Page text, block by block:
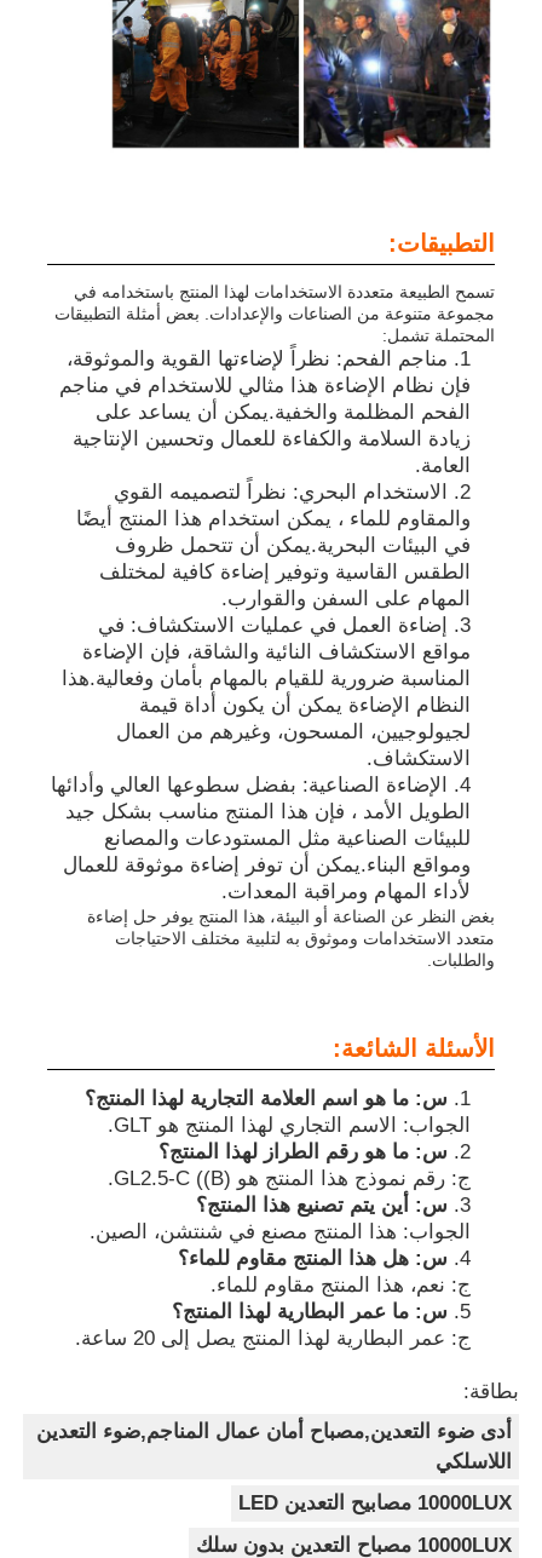
التطبيقات:
تسمح الطبيعة متعددة الاستخدامات لهذا المنتج باستخدامه في
مجموعة متنوعة من الصناعات والإعدادات. بعض أمثلة التطبيقات
المحتملة تشمل:
مناجم الفحم: نظراً لإضاءتها القوية والموثوقة،
فإن نظام الإضاءة هذا مثالي للاستخدام في مناجم
الفحم المظلمة والخفية.يمكن أن يساعد على
زيادة السلامة والكفاءة للعمال وتحسين الإنتاجية
العامة.
الاستخدام البحري: نظراً لتصميمه القوي
والمقاوم للماء ، يمكن استخدام هذا المنتج أيضًا
في البيئات البحرية.يمكن أن تتحمل ظروف
الطقس القاسية وتوفير إضاءة كافية لمختلف
المهام على السفن والقوارب.
إضاءة العمل في عمليات الاستكشاف: في
مواقع الاستكشاف النائية والشاقة، فإن الإضاءة
المناسبة ضرورية للقيام بالمهام بأمان وفعالية.هذا
النظام الإضاءة يمكن أن يكون أداة قيمة
لجيولوجيين، المسحون، وغيرهم من العمال
الاستكشاف.
الإضاءة الصناعية: بفضل سطوعها العالي وأدائها
الطويل الأمد ، فإن هذا المنتج مناسب بشكل جيد
للبيئات الصناعية مثل المستودعات والمصانع
ومواقع البناء.يمكن أن توفر إضاءة موثوقة للعمال
لأداء المهام ومراقبة المعدات.
بغض النظر عن الصناعة أو البيئة، هذا المنتج يوفر حل إضاءة
متعدد الاستخدامات وموثوق به لتلبية مختلف الاحتياجات
والطلبات.
الأسئلة الشائعة:
س: ما هو اسم العلامة التجارية لهذا المنتج؟
الجواب: الاسم التجاري لهذا المنتج هو GLT.
س: ما هو رقم الطراز لهذا المنتج؟
ج: رقم نموذج هذا المنتج هو GL2.5-C ((B).
س: أين يتم تصنيع هذا المنتج؟
الجواب: هذا المنتج مصنع في شنتشن، الصين.
س: هل هذا المنتج مقاوم للماء؟
ج: نعم، هذا المنتج مقاوم للماء.
س: ما عمر البطارية لهذا المنتج؟
ج: عمر البطارية لهذا المنتج يصل إلى 20 ساعة.
بطاقة:
أدى ضوء التعدين,مصباح أمان عمال المناجم,ضوء التعدين
اللاسلكي
10000LUX مصابيح التعدين LED
10000LUX مصباح التعدين بدون سلك